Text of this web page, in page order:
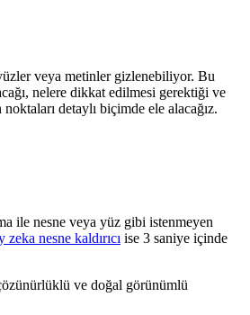
veya metinler gizlenebiliyor. Bu
nelere dikkat edilmesi gerektiği ve
detaylı biçimde ele alacağız.
ile nesne veya yüz gibi istenmeyen
nesne kaldırıcı ise 3 saniye içinde
ve doğal görünümlü